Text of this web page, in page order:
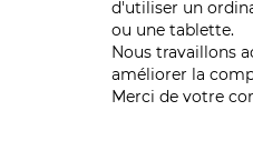
d'utiliser un
ou une tablette.
Nous travaillons
améliorer la
Merci de votre